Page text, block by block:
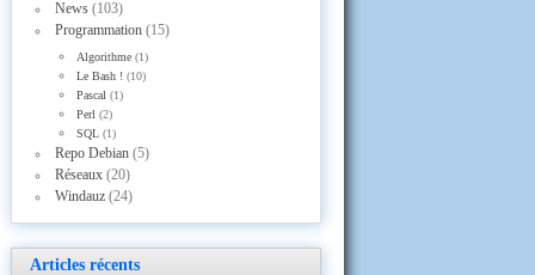
News(103)
Programmation(15)
Algorithme (1)
Le Bash ! (10)
Pascal (1)
Perl (2)
SQL (1)
Repo Debian(5)
Réseaux(20)
Windauz(24)
Articles récents